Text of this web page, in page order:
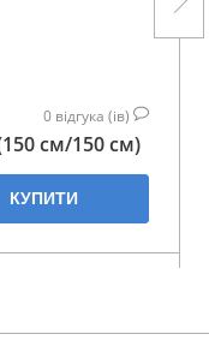
0 відгука (ів)
см/150 см)
КУПИТИ